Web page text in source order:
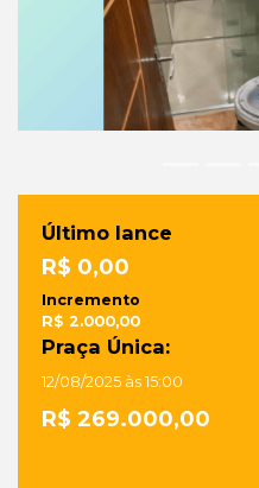
Último lance
R$ 0,00
Incremento
R$ 2.000,00
Praça Única:
12/08/2025 às 15:00
R$ 269.000,00